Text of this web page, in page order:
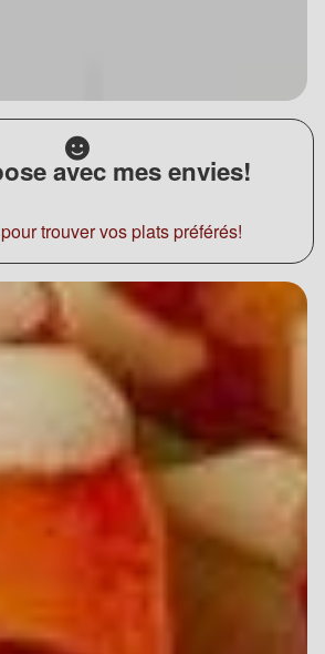
avec mes envies!
trouver vos plats préférés!